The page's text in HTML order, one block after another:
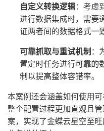
自定义转换逻辑：考虑
进行数据集成时，需要
证两者间的数据格式一
可靠抓取与重试机制：
置定时任务进行可靠的
制以提高整体容错率。
本案例还会涵盖如何使用
整个配置过程更加直观且
案，实现了金蝶云星空至